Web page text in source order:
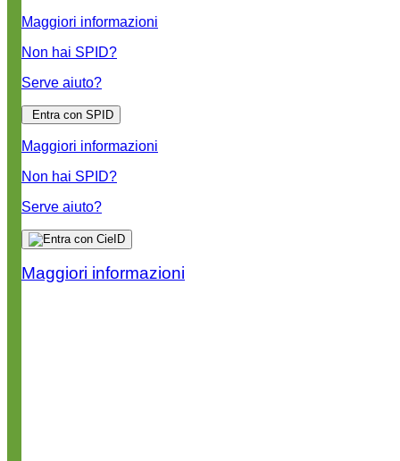
Maggiori informazioni
Non hai SPID?
Serve aiuto?
Entra con SPID
Maggiori informazioni
Non hai SPID?
Serve aiuto?
Maggiori informazioni